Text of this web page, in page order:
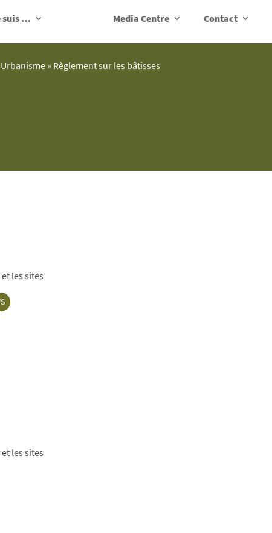
suis … Media Centre Contact
Urbanisme » Règlement sur les bâtisses
les sites
les sites